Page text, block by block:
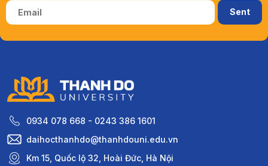
0934 078 668 - 0243 386 1601
daihocthanhdo@thanhdouni.edu.vn
Km 15, Quốc lộ 32, Hoài Đức, Hà Nội